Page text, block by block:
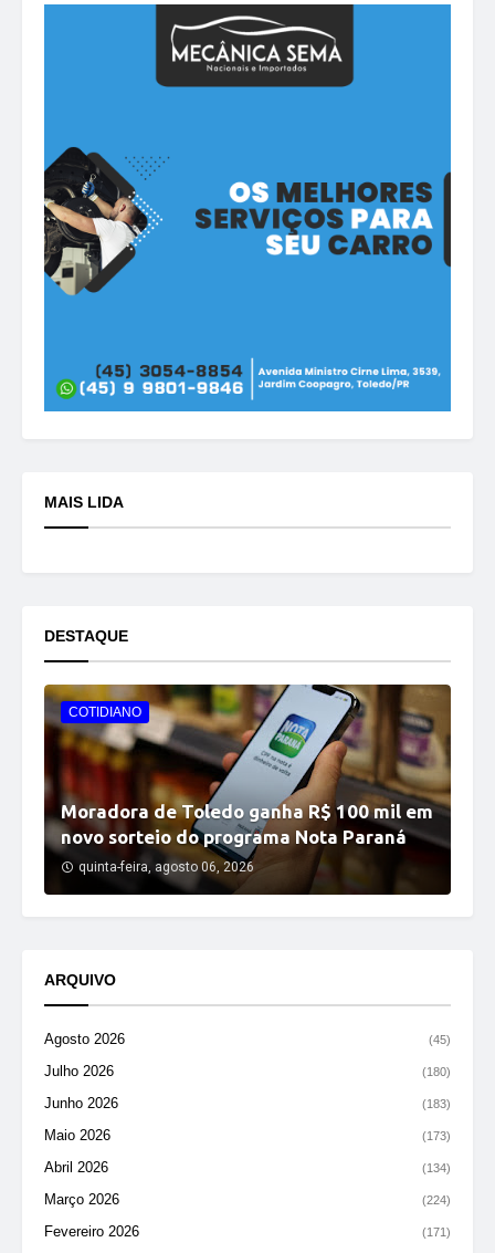
MAIS LIDA
DESTAQUE
COTIDIANO
Moradora de Toledo ganha R$ 100 mil em
novo sorteio do programa Nota Paraná
quinta-feira, agosto 06, 2026
ARQUIVO
Agosto 2026 (45)
Julho 2026 (180)
Junho 2026 (183)
Maio 2026 (173)
Abril 2026 (134)
Março 2026 (224)
Fevereiro 2026 (171)